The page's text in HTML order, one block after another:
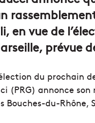
en vue de
prévue
du prochain
(PRG) annonce
Bouches-du-Rhône,